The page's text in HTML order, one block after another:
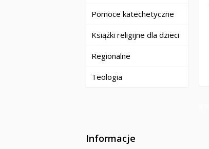
Pomoce katechetyczne
Książki religijne dla dzieci
Regionalne
Teologia
Informacje